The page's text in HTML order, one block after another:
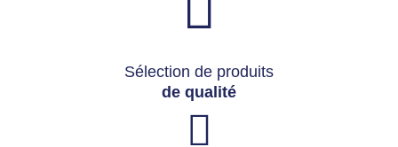
Sélection de produits
de qualité